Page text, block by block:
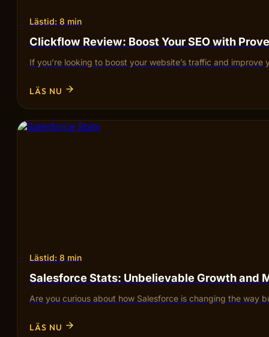
Lästid: 8 min
Clickflow Review: Boost Your SEO with
If you’re looking to boost your website’s traffic and
LÄS NU
Lästid: 8 min
Salesforce Stats: Unbelievable Growth and
Are you curious about how Salesforce is changing the way
LÄS NU